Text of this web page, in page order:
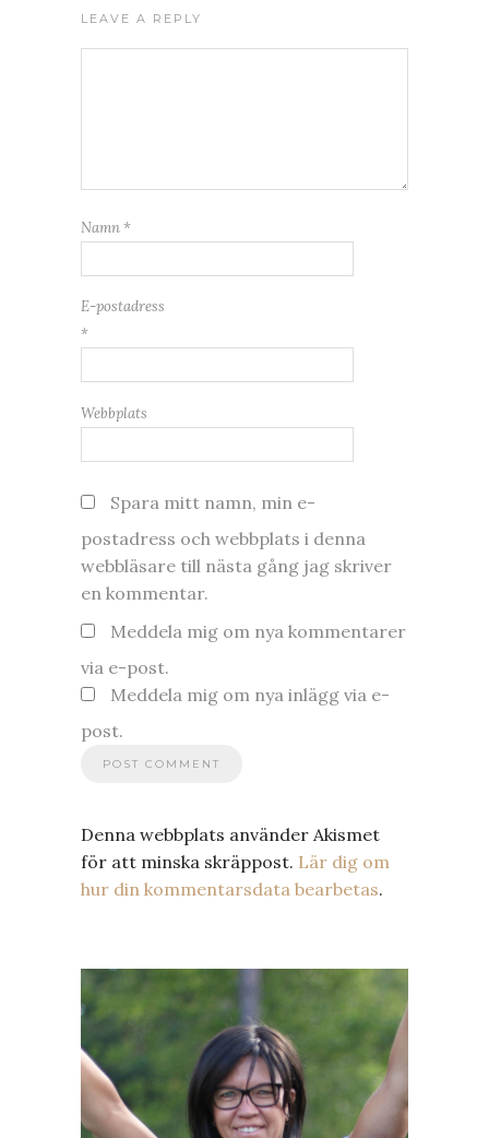
LEAVE A REPLY
Namn *
E-postadress
*
Webbplats
Spara mitt namn, min e-
postadress och webbplats i denna
webbläsare till nästa gång jag skriver
en kommentar.
Meddela mig om nya kommentarer
via e-post.
Meddela mig om nya inlägg via e-
post.
Denna webbplats använder Akismet
för att minska skräppost. Lär dig om
hur din kommentarsdata bearbetas.